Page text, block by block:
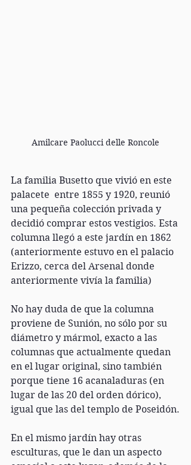
Amilcare Paolucci delle Roncole
La familia Busetto que vivió en este
palacete  entre 1855 y 1920, reunió
una pequeña colección privada y
decidió comprar estos vestigios. Esta
columna llegó a este jardín en 1862
(anteriormente estuvo en el palacio
Erizzo, cerca del Arsenal donde
anteriormente vivía la familia)
No hay duda de que la columna
proviene de Sunión, no sólo por su
diámetro y mármol, exacto a las
columnas que actualmente quedan
en el lugar original, sino también
porque tiene 16 acanaladuras (en
lugar de las 20 del orden dórico),
igual que las del templo de Poseidón.
En el mismo jardín hay otras
esculturas, que le dan un aspecto